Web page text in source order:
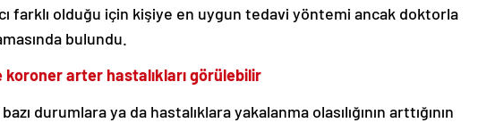
farklı olduğu için kişiye en uygun tedavi yöntemi ancak doktorla
bulundu.
koroner arter hastalıkları görülebilir
durumlara ya da hastalıklara yakalanma olasılığının arttığının